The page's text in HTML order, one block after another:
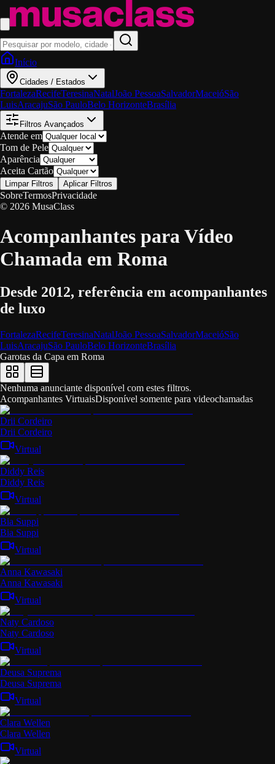
Início
Cidades / Estados
FortalezaRecifeTeresinaNatalJoão PessoaSalvadorMaceióSão
LuisAracajuSão PauloBelo HorizonteBrasília
Filtros Avançados
Atende em
Tom de Pele
Aparência
Aceita Cartão
Limpar Filtros Aplicar Filtros
SobreTermosPrivacidade
© 2026 MusaClass
Acompanhantes para Vídeo
Chamada em Roma
Desde 2012, referência em acompanhantes
de luxo
FortalezaRecifeTeresinaNatalJoão PessoaSalvadorMaceióSão
LuisAracajuSão PauloBelo HorizonteBrasília
Garotas da Capa em Roma
Nenhuma anunciante disponível com estes filtros.
Acompanhantes VirtuaisDisponível somente para videochamadas
Drii Cordeiro
Drii Cordeiro
Virtual
Diddy Reis
Diddy Reis
Virtual
Bia Suppi
Bia Suppi
Virtual
Anna Kawasaki
Anna Kawasaki
Virtual
Naty Cardoso
Naty Cardoso
Virtual
Deusa Suprema
Deusa Suprema
Virtual
Clara Wellen
Clara Wellen
Virtual